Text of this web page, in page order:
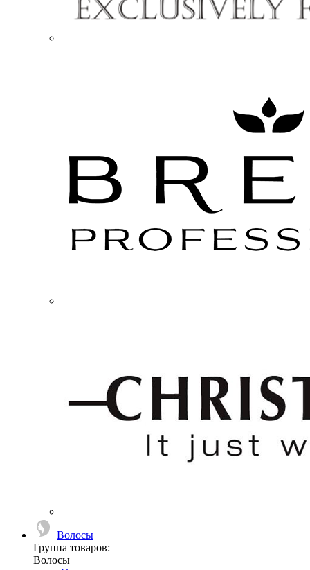
Волосы
Группа товаров:
Волосы